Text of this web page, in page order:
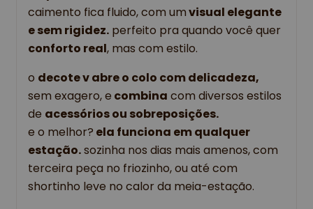
caimento fica fluido, com umvisual elegante
e sem rigidez. perfeito pra quando você quer
conforto real, mas com estilo.
o decote v abre o colo com delicadeza,
sem exagero, e combina com diversos estilos
de acessórios ou sobreposições.
e o melhor? ela funciona em qualquer
estação.sozinha nos dias mais amenos, com
terceira peça no friozinho, ou até com
shortinho leve no calor da meia-estação.